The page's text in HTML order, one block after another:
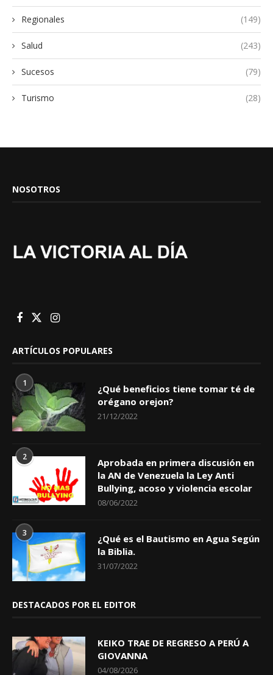
Regionales (149)
Salud (243)
Sucesos (79)
Turismo (28)
NOSOTROS
ARTÍCULOS POPULARES
1
¿Qué beneficios tiene tomar té de
orégano orejon?
21/12/2022
2
Aprobada en primera discusión en
la AN de Venezuela la Ley Anti
Bullying, acoso y violencia escolar
08/06/2022
3
¿Qué es el Bautismo en Agua Según
la Biblia.
31/07/2022
DESTACADOS POR EL EDITOR
KEIKO TRAE DE REGRESO A PERÚ A
GIOVANNA
04/08/2026